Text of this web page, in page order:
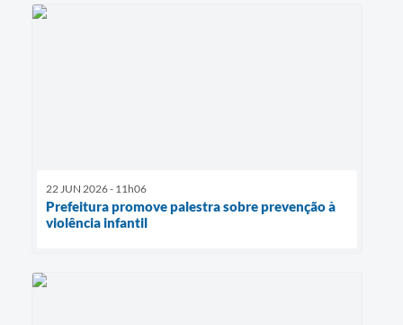
22 JUN 2026 - 11h06
Prefeitura promove palestra sobre prevenção à
violência infantil